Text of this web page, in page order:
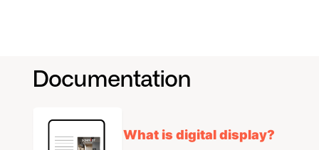
Documentation
What is digital display?